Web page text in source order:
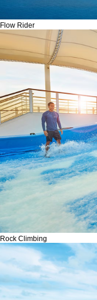
Flow Rider
Rock Climbing